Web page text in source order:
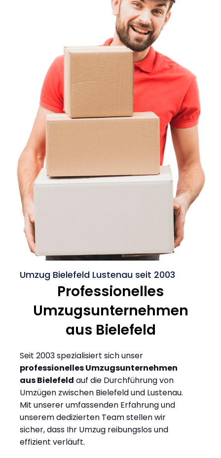
Umzug Bielefeld Lustenau seit 2003
Professionelles
Umzugsunternehmen
aus Bielefeld
Seit 2003 spezialisiert sich unser
professionelles Umzugsunternehmen
aus Bielefeld auf die Durchführung von
Umzügen zwischen Bielefeld und Lustenau.
Mit unserer umfassenden Erfahrung und
unserem dedizierten Team stellen wir
sicher, dass Ihr Umzug reibungslos und
effizient verläuft.